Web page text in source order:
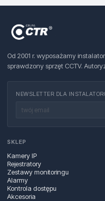
Od 2001 r. wyposażamy
sprawdzony sprzęt CCTV.
NEWSLETTER DLA
SKLEP
Kamery IP
Rejestratory
Zestawy monitoringu
Alarmy
Kontrola dostępu
Akcesoria